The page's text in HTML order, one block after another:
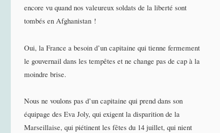
encore vu quand nos valeureux soldats de la liberté sont
tombés en Afghanistan !
Oui, la France a besoin d’un capitaine qui tienne fermement
le gouvernail dans les tempêtes et ne change pas de cap à la
moindre brise.
Nous ne voulons pas d’un capitaine qui prend dans son
équipage des Eva Joly, qui exigent la disparition de la
Marseillaise, qui piétinent les fêtes du 14 juillet, qui nient